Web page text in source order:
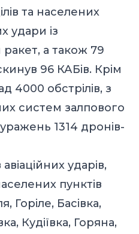
та населених
удари із
ракет, а також 79
96 КАБів. Крім
4000 обстрілів, з
систем залпового
1314 дронів-
ударів,
пунктів
Горіле, Басівка,
Кудіївка, Горяна,